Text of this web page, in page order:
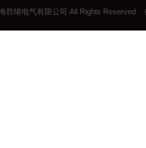
胜绪电气有限公司 All Rights Reserved